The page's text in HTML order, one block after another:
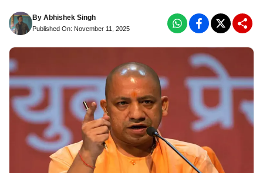
By Abhishek Singh
Published On: November 11, 2025